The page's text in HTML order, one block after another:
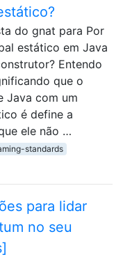
do gnat para Por
estático em Java
Entendo
que o
Java com um
é define a
ele não …
standards
para lidar
no seu